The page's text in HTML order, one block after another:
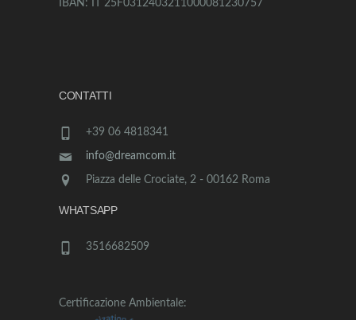
IBAN: IT 25F0312403211000081230757
CONTATTI
+39 06 4818341
info@dreamcom.it
Piazza delle Crociate, 2 - 00162 Roma
WHATSAPP
3516682509
Certificazione Ambientale: